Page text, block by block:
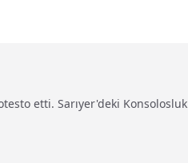
etti. Sarıyer'deki Konsolosluk